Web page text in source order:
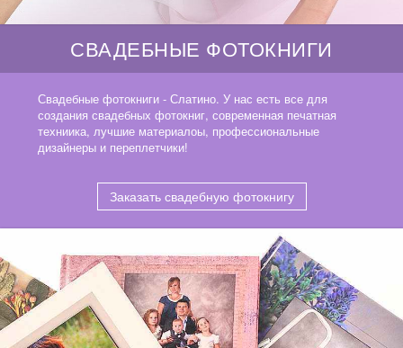
СВАДЕБНЫЕ ФОТОКНИГИ
Свадебные фотокниги - Слатино. У нас есть все для
создания свадебных фотокниг, современная печатная
техниика, лучшие материалоы, профессиональные
дизайнеры и переплетчики!
Заказать свадебную фотокнигу